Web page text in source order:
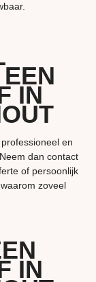
IN
en
dan contact
of persoonlijk
zoveel
IN